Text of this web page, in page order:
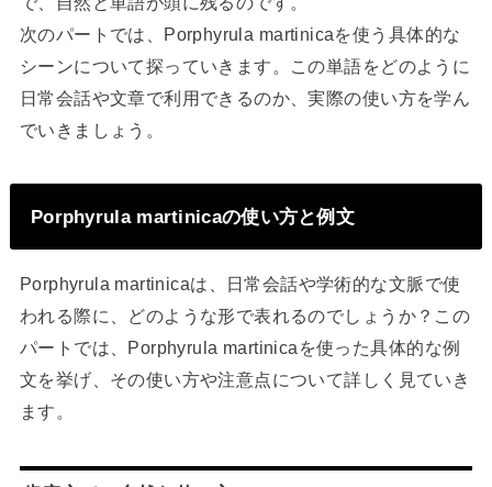
次のパートでは、Porphyrula martinicaを使う具体的な
シーンについて探っていきます。この単語をどのように
日常会話や文章で利用できるのか、実際の使い方を学ん
でいきましょう。
Porphyrula martinicaの使い方と例文
Porphyrula martinicaは、日常会話や学術的な文脈で使
われる際に、どのような形で表れるのでしょうか？この
パートでは、Porphyrula martinicaを使った具体的な例
文を挙げ、その使い方や注意点について詳しく見ていき
ます。